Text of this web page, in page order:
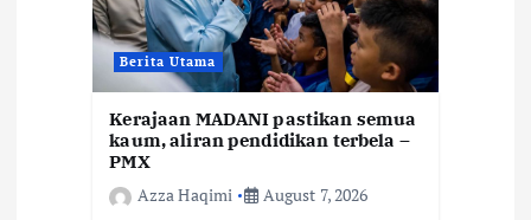
Berita Utama
Kerajaan MADANI pastikan semua
kaum, aliran pendidikan terbela –
PMX
Azza Haqimi
August 7, 2026